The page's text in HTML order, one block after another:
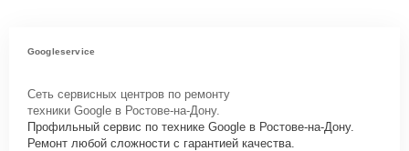
Googleservice
Сеть сервисных центров по ремонту
техники Google в Ростове-на-Дону.
Профильный сервис по технике Google в Ростове-на-Дону.
Ремонт любой сложности с гарантией качества.